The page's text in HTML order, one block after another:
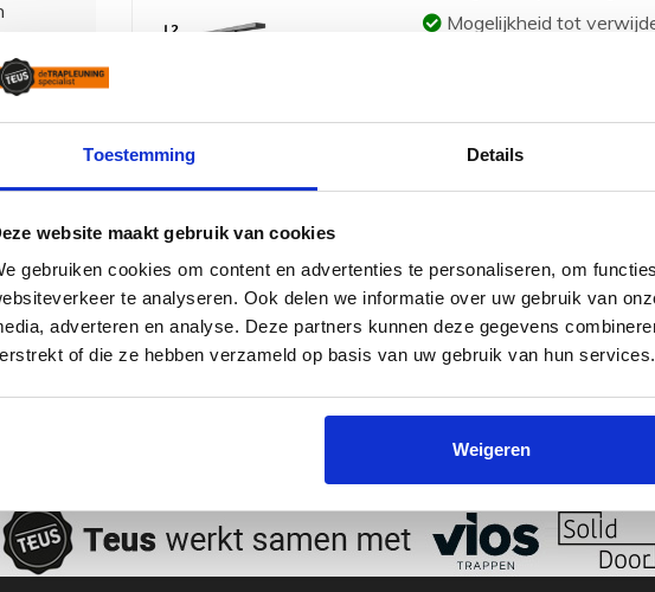
Toestemming Details
website maakt gebruik van cookies
gebruiken cookies om content en advertenties te personaliseren, om
te analyseren. Ook delen we informatie over uw gebruik van
adverteren en analyse. Deze partners kunnen deze gegevens
of die ze hebben verzameld op basis van uw gebruik van hun services.
Weigeren
Mogelijkheid tot